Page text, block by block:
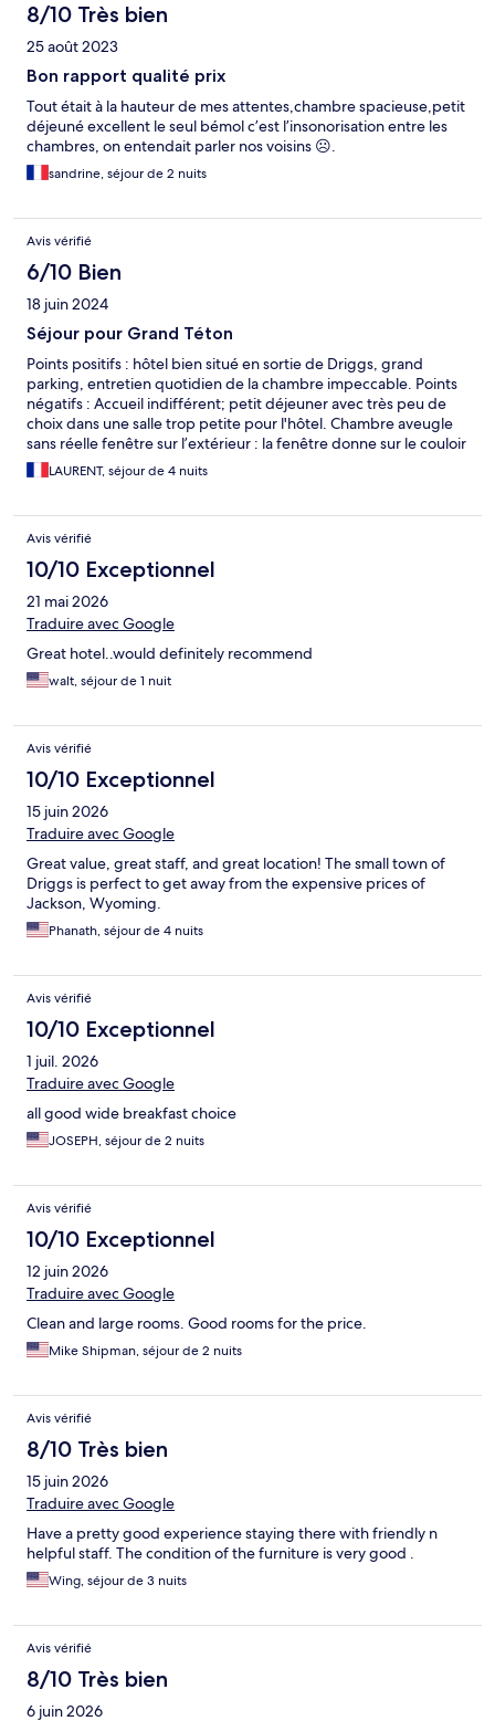
8/10 Très bien
25 août 2023
Bon rapport qualité prix
Tout était à la hauteur de mes attentes,chambre spacieuse,petit
déjeuné excellent le seul bémol c’est l’insonorisation entre les
chambres, on entendait parler nos voisins ☹️.
sandrine, séjour de 2 nuits
Avis vérifié
6/10 Bien
18 juin 2024
Séjour pour Grand Téton
Points positifs : hôtel bien situé en sortie de Driggs, grand
parking, entretien quotidien de la chambre impeccable. Points
négatifs : Accueil indifférent; petit déjeuner avec très peu de
choix dans une salle trop petite pour l'hôtel. Chambre aveugle
sans réelle fenêtre sur l’extérieur : la fenêtre donne sur le couloir
et juste une petite lucarne dans la salle de bain donne à l’arrière
de l’hotel. Hygiène : Attention à l’évacuation de l’eau dans la
LAURENT, séjour de 4 nuits
Avis vérifié
10/10 Exceptionnel
21 mai 2026
Traduire avec Google
Great hotel..would definitely recommend
walt, séjour de 1 nuit
Avis vérifié
10/10 Exceptionnel
15 juin 2026
Traduire avec Google
Great value, great staff, and great location! The small town of
Driggs is perfect to get away from the expensive prices of
Jackson, Wyoming.
Phanath, séjour de 4 nuits
Avis vérifié
10/10 Exceptionnel
1 juil. 2026
Traduire avec Google
all good wide breakfast choice
JOSEPH, séjour de 2 nuits
Avis vérifié
10/10 Exceptionnel
12 juin 2026
Traduire avec Google
Clean and large rooms. Good rooms for the price.
Mike Shipman, séjour de 2 nuits
Avis vérifié
8/10 Très bien
15 juin 2026
Traduire avec Google
Have a pretty good experience staying there with friendly n
helpful staff. The condition of the furniture is very good .
Wing, séjour de 3 nuits
Avis vérifié
8/10 Très bien
6 juin 2026